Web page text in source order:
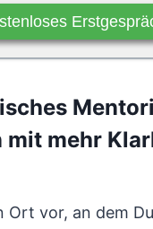
mit mehr
Ort vor, an dem